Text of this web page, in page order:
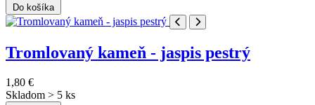
Do košíka
Tromlovaný kameň - jaspis pestrý
1,80 €
Skladom > 5 ks